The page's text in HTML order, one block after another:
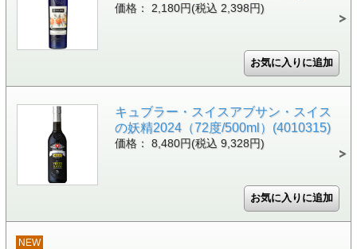
価格： 2,180円(税込 2,398円)
キュブラー・スイスアブサン・スイス
の妖精2024（72度/500ml）(4010315)
価格： 8,480円(税込 9,328円)
NEW